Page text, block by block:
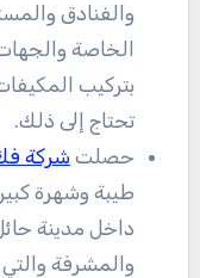
والفنادق
الخاصة
بتركيب
تحتاج إلى ذلك.
حصلت شركة
طيبة وشهرة
داخل مدينة
والمشرفة